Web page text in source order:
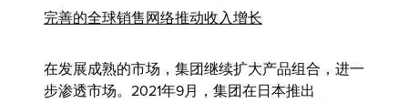
完善的全球销售网络推动收入增长
在发展成熟的市场，集团继续扩大产品组合，进一
步渗透市场。2021年9月，集团在日本推出